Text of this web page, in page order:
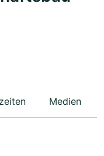
Medien